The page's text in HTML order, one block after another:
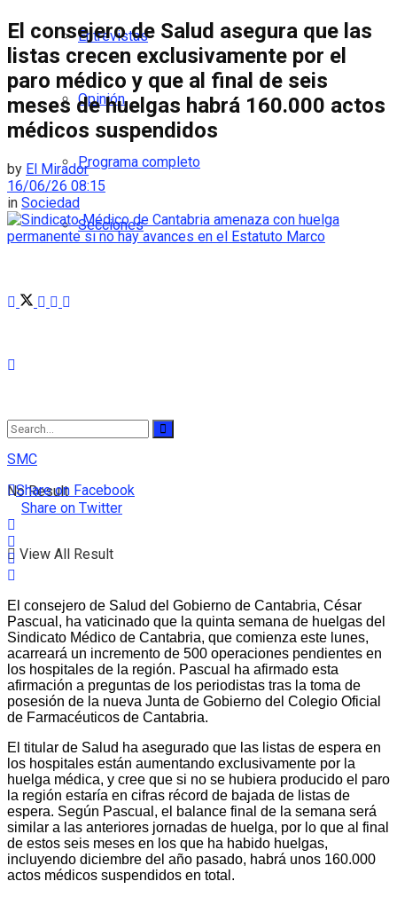
Entrevistas
Opinión
Programa completo
Secciones
No Result
View All Result
El consejero de Salud asegura que las
listas crecen exclusivamente por el
paro médico y que al final de seis
meses de huelgas habrá 160.000 actos
médicos suspendidos
by El Mirador
16/06/26 08:15
in Sociedad
SMC
Share on Facebook
Share on Twitter
El consejero de Salud del Gobierno de Cantabria, César
Pascual, ha vaticinado que la quinta semana de huelgas del
Sindicato Médico de Cantabria, que comienza este lunes,
acarreará un incremento de 500 operaciones pendientes en
los hospitales de la región. Pascual ha afirmado esta
afirmación a preguntas de los periodistas tras la toma de
posesión de la nueva Junta de Gobierno del Colegio Oficial
de Farmacéuticos de Cantabria.
El titular de Salud ha asegurado que las listas de espera en
los hospitales están aumentando exclusivamente por la
huelga médica, y cree que si no se hubiera producido el paro
la región estaría en cifras récord de bajada de listas de
espera. Según Pascual, el balance final de la semana será
similar a las anteriores jornadas de huelga, por lo que al final
de estos seis meses en los que ha habido huelgas,
incluyendo diciembre del año pasado, habrá unos 160.000
actos médicos suspendidos en total.